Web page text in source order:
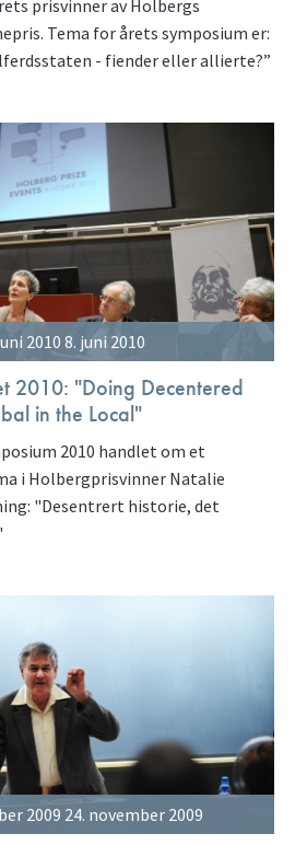
prisvinner av Holbergs
Tema for årets symposium er:
- fiender eller allierte?”
2010 8. juni 2010
2010: "Doing Decentered
in the Local"
2010 handlet om et
i Holbergprisvinner Natalie
"Desentrert historie, det
2009 24. november 2009